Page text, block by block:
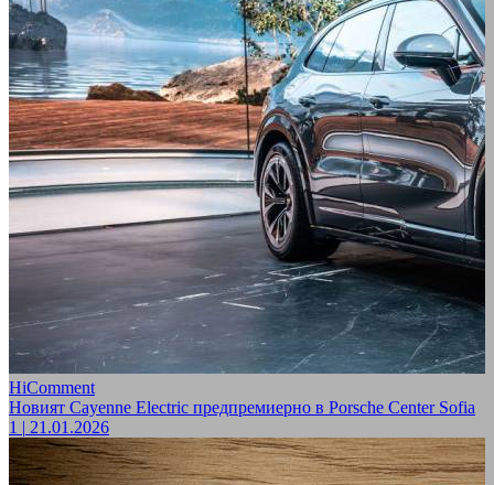
HiComment
Новият Cayenne Electric предпремиерно в Porsche Center Sofia
1 | 21.01.2026